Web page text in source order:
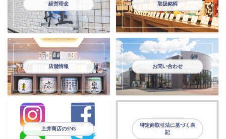
経営理念 取扱銘柄
店舗情報 お問い合わせ
土井商店のSNS
特定商取引法に基づく表
記